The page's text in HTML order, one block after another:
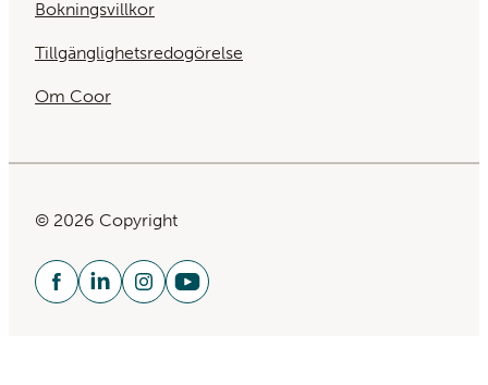
Bokningsvillkor
Tillgänglighetsredogörelse
Om Coor
© 2026 Copyright